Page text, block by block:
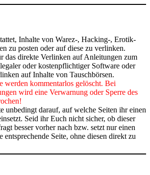
Inhalte von Warez-, Hacking-, Erotik-
zu posten oder auf diese zu verlinken.
das direkte Verlinken auf Anleitungen zum
oder kostenpflichtiger Software oder
auf Inhalte von Tauschbörsen.
werden kommentarlos gelöscht. Bei
wird eine Verwarnung oder Sperre des
unbedingt darauf, auf welche Seiten ihr einen
Seid ihr Euch nicht sicher, ob dieser
besser vorher nach bzw. setzt nur einen
entsprechende Seite, ohne diesen direkt zu